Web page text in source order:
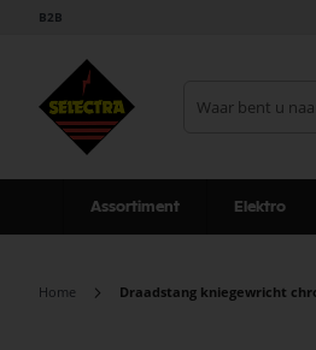
B2B
Assortiment Elektro
Home Draadstang kniegewricht